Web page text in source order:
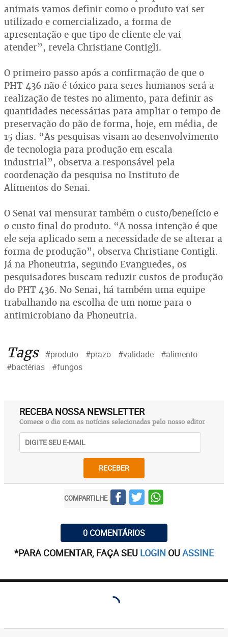
animais vamos definir como o produto vai ser
utilizado e comercializado, a forma de
apresentação e que tipo de cliente ele vai
atender”, revela Christiane Contigli.
O primeiro passo após a confirmação de que o
PHT 436 não é tóxico para seres humanos será a
realização de testes no alimento, para definir as
quantidades necessárias para ampliar o tempo de
preservação do pão de forma, hoje, em média, de
15 dias. “As pesquisas visam ao desenvolvimento
de tecnologia para produção em escala
industrial”, observa a responsável pela
coordenação da pesquisa no Instituto de
Alimentos do Senai.
O Senai vai mensurar também o custo/benefício e
o custo final do produto. “A nossa intenção é que
ele seja aplicado sem a necessidade de se alterar a
forma de produção”, observa Christiane Contigli.
Já na Phoneutria, segundo Evanguedes, os
pesquisadores buscam reduzir custos de produção
do PHT 436. No Senai, há também uma equipe
trabalhando na escolha de um nome para o
antimicrobiano da Phoneutria.
Tags #produto #prazo #validade
#alimento
#bactérias
#fungos
RECEBA NOSSA NEWSLETTER
Comece o dia com as notícias selecionadas pelo nosso editor
RECEBER
COMPARTILHE
0 COMENTÁRIOS
*PARA COMENTAR, FAÇA SEU LOGIN OUASSINE